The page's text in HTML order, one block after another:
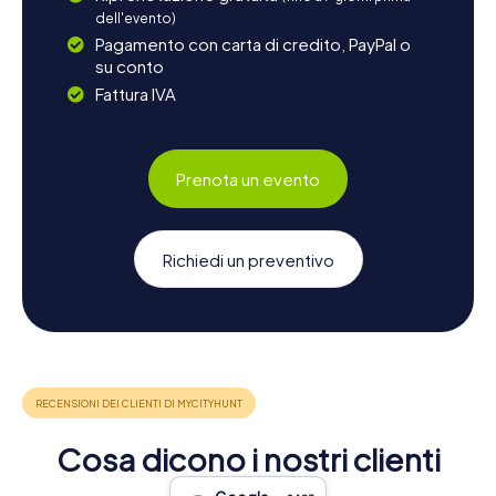
dell'evento)
Pagamento con carta di credito, PayPal o
su conto
Fattura IVA
Prenota un evento
Richiedi un preventivo
Cosa dicono i nostri clienti